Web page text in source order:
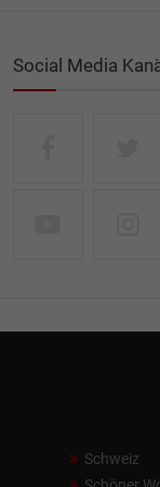
Social Media
Schweiz